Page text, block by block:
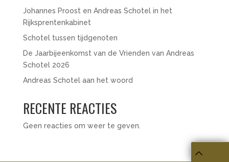
Johannes Proost en Andreas Schotel in het
Rijksprentenkabinet
Schotel tussen tijdgenoten
De Jaarbijeenkomst van de Vrienden van Andreas
Schotel 2026
Andreas Schotel aan het woord
RECENTE REACTIES
Geen reacties om weer te geven.